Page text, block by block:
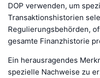
DOP verwenden, um
Transaktionshistorien
Regulierungsbehörden,
gesamte Finanzhistorie
Ein herausragendes
spezielle Nachweise zu